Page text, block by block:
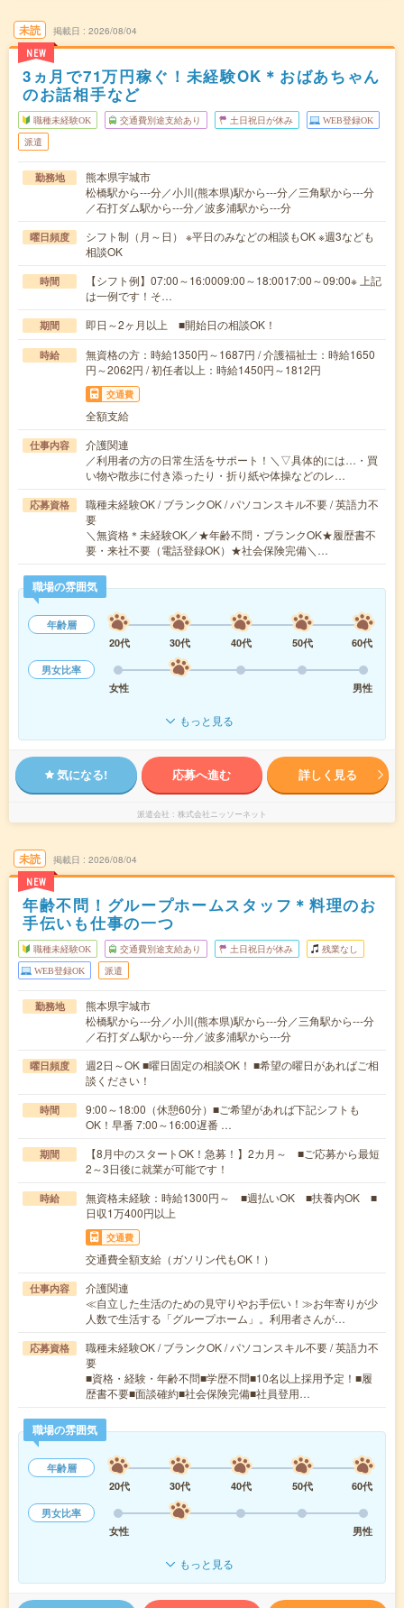
未読
NEW
掲載日 2026/08/04
3ヵ月で71万円稼ぐ！未経験OK＊おばあちゃん
のお話相手など
職種未経験OK 交通費別途支給あり 土日祝日が休み WEB登録OK
派遣
勤務地
熊本県宇城市
松橋駅から---分／小川(熊本県)駅から---分／三角駅から---分
／石打ダム駅から---分／波多浦駅から---分
曜日頻度
シフト制（月～日） ※平日のみなどの相談もOK ※週3なども
相談OK
時間
【シフト例】07:00～16:0009:00～18:0017:00～09:00※ 上記
は一例です！そ…
期間 即日～2ヶ月以上 ■開始日の相談OK！
時給
無資格の方：時給1350円～1687円 / 介護福祉士：時給1650
円～2062円 / 初任者以上：時給1450円～1812円
交通費
全額支給
仕事内容
介護関連
／利用者の方の日常生活をサポート！＼▽具体的には…・買
い物や散歩に付き添ったり・折り紙や体操などのレ…
応募資格
職種未経験OK / ブランクOK / パソコンスキル不要 / 英語力不
要
＼無資格＊未経験OK／★年齢不問・ブランクOK★履歴書不
要・来社不要（電話登録OK）★社会保険完備＼…
職場の雰囲気
年齢層
20代
30代 40代 50代
60代
男女比率
女性
男性
もっと見る
気になる! 応募へ進む 詳しく見る
派遣会社 株式会社ニッソーネット
未読
NEW
掲載日 2026/08/04
年齢不問！グループホームスタッフ＊料理のお
手伝いも仕事の一つ
職種未経験OK 交通費別途支給あり 土日祝日が休み 残業なし
WEB登録OK 派遣
勤務地
熊本県宇城市
松橋駅から---分／小川(熊本県)駅から---分／三角駅から---分
／石打ダム駅から---分／波多浦駅から---分
曜日頻度
週2日～OK ■曜日固定の相談OK！ ■希望の曜日があればご相
談ください！
時間
9:00～18:00（休憩60分）■ご希望があれば下記シフトも
OK！早番 7:00～16:00遅番 …
期間
【8月中のスタートOK！急募！】2カ月～ ■ご応募から最短
2～3日後に就業が可能です！
時給
無資格未経験：時給1300円～ ■週払いOK ■扶養内OK ■
日収1万400円以上
交通費
交通費全額支給（ガソリン代もOK！）
仕事内容
介護関連
≪自立した生活のための見守りやお手伝い！≫お年寄りが少
人数で生活する「グループホーム」。利用者さんが…
応募資格
職種未経験OK / ブランクOK / パソコンスキル不要 / 英語力不
要
■資格・経験・年齢不問■学歴不問■10名以上採用予定！■履
歴書不要■面談確約■社会保険完備■社員登用…
職場の雰囲気
年齢層
20代
30代 40代 50代
60代
男女比率
女性
男性
もっと見る